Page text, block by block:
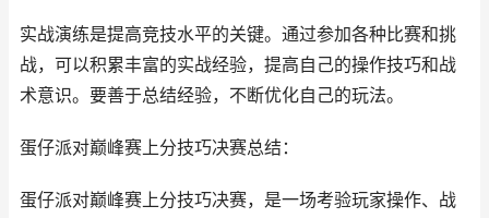
实战演练是提高竞技水平的关键。通过参加各种比赛和挑
战，可以积累丰富的实战经验，提高自己的操作技巧和战
术意识。要善于总结经验，不断优化自己的玩法。
蛋仔派对巅峰赛上分技巧决赛总结：
蛋仔派对巅峰赛上分技巧决赛，是一场考验玩家操作、战